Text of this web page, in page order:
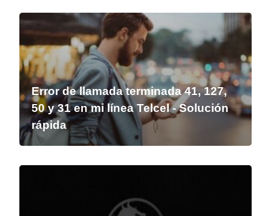
Error de llamada terminada 41, 127,
50 y 31 en mi línea Telcel - Solución
rápida